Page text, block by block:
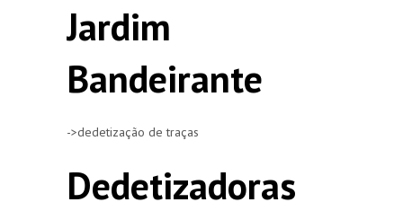
Jardim
Bandeirante
->dedetização de traças
Dedetizadoras